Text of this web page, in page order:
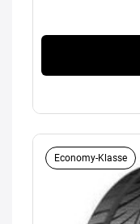
Economy-Klasse